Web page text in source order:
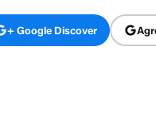
+ Google Discover